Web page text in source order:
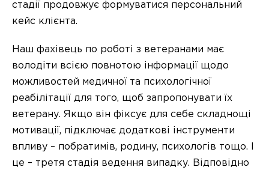
стадії продовжує формуватися персональний
кейс клієнта.
Наш фахівець по роботі з ветеранами має
володіти всією повнотою інформації щодо
можливостей медичної та психологічної
реабілітації для того, щоб запропонувати їх
ветерану. Якщо він фіксує для себе складнощі
мотивації, підключає додаткові інструменти
впливу – побратимів, родину, психологів тощо. І
це – третя стадія ведення випадку. Відповідно